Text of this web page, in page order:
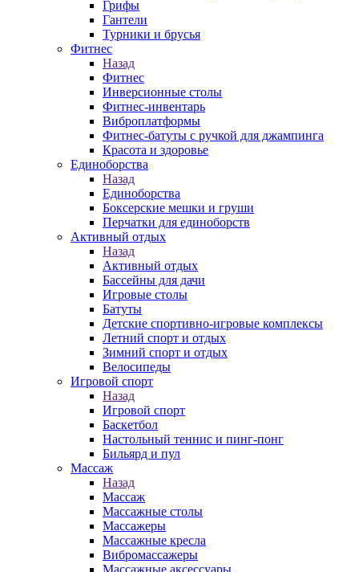
Грифы
Гантели
Турники и брусья
Фитнес
Назад
Фитнес
Инверсионные столы
Фитнес-инвентарь
Виброплатформы
Фитнес-батуты с ручкой для джампинга
Красота и здоровье
Единоборства
Назад
Единоборства
Боксерские мешки и груши
Перчатки для единоборств
Активный отдых
Назад
Активный отдых
Бассейны для дачи
Игровые столы
Батуты
Детские спортивно-игровые комплексы
Летний спорт и отдых
Зимний спорт и отдых
Велосипеды
Игровой спорт
Назад
Игровой спорт
Баскетбол
Настольный теннис и пинг-понг
Бильярд и пул
Массаж
Назад
Массаж
Массажные столы
Массажеры
Массажные кресла
Вибромассажеры
Массажные аксессуары